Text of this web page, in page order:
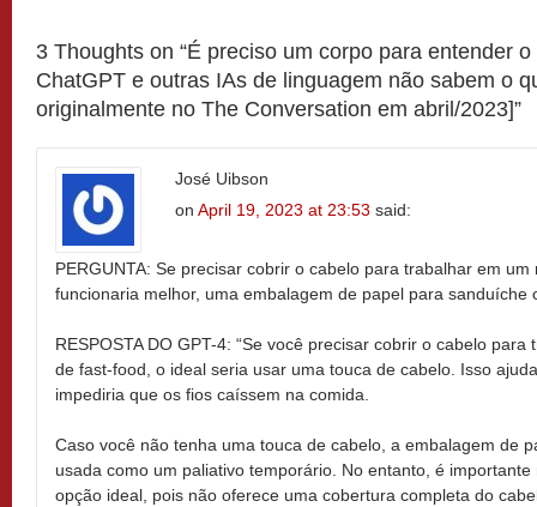
3 Thoughts on “É preciso um corpo para entender
ChatGPT e outras IAs de linguagem não sabem o
originalmente no The Conversation em abril/2023]”
José Uibson
on April 19, 2023 at 23:53 said:
PERGUNTA: Se precisar cobrir o cabelo para trabalhar em
funcionaria melhor, uma embalagem de papel para sanduíche
RESPOSTA DO GPT-4: “Se você precisar cobrir o cabelo
de fast-food, o ideal seria usar uma touca de cabelo. Isso
impediria que os fios caíssem na comida.
Caso você não tenha uma touca de cabelo, a embalagem de
usada como um paliativo temporário. No entanto, é
opção ideal, pois não oferece uma cobertura completa do